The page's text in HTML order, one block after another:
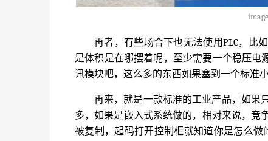
再者，有些场合下也无法使用PLC，比
是体积是在哪摆着呢，至少需要一个稳压电
讯模块吧，这么多的东西如果塞到一个标准
再来，就是一款标准的工业产品，如果
多，如果是嵌入式系统做的，相对来说，竞
被复制，起码打开控制柜就知道你是怎么